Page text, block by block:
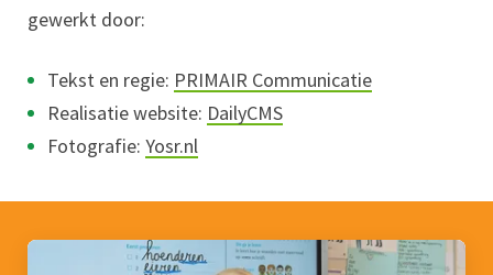
gewerkt door:
Tekst en regie: PRIMAIR Communicatie
Realisatie website: DailyCMS
Fotografie: Yosr.nl